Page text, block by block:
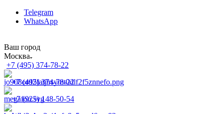
Telegram
WhatsApp
Ваш город
Москва
+7 (495) 374-78-22
+7 (495) 374-78-22
+7 (925) 148-50-54